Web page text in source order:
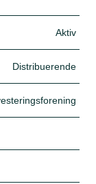
Aktiv
Distribuerende